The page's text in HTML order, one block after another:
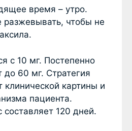
время – утро.
разжевывать, чтобы не
с 10 мг. Постепенно
до 60 мг. Стратегия
клинической картины и
пациента.
120 дней.